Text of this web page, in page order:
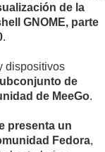
de la
GNOME, parte
.
dispositivos
de
de MeeGo.
presenta un
Fedora,